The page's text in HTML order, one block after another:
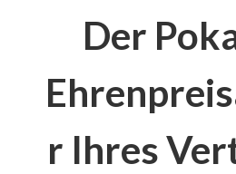
Der
r Ihres